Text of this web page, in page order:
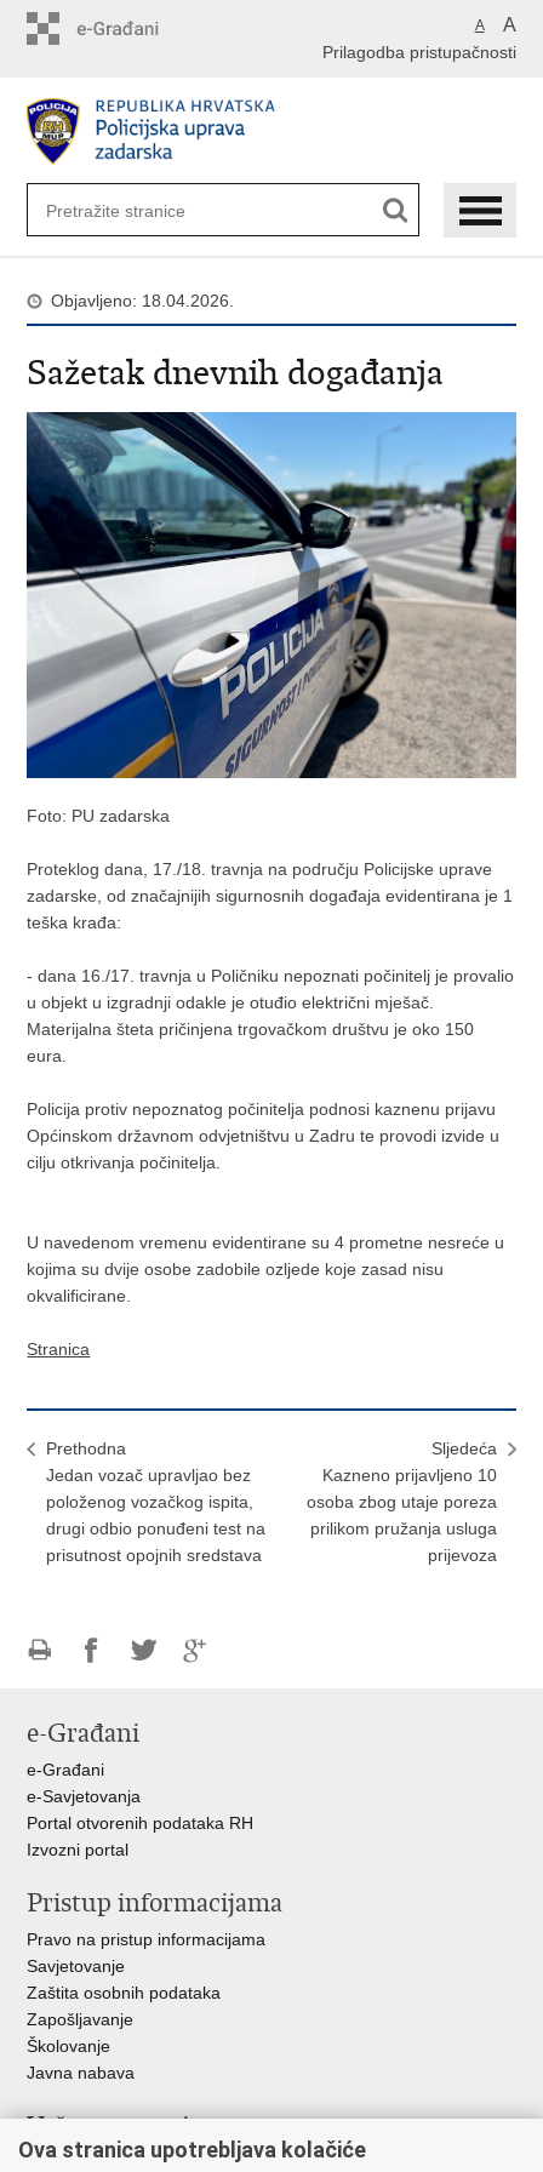
A A
Prilagodba pristupačnosti
Objavljeno: 18.04.2026.
Sažetak dnevnih događanja
Foto: PU zadarska
Proteklog dana, 17./18. travnja na području Policijske uprave
zadarske, od značajnijih sigurnosnih događaja evidentirana je 1
teška krađa:
- dana 16./17. travnja u Poličniku nepoznati počinitelj je provalio
u objekt u izgradnji odakle je otuđio električni mješač.
Materijalna šteta pričinjena trgovačkom društvu je oko 150
eura.
Policija protiv nepoznatog počinitelja podnosi kaznenu prijavu
Općinskom državnom odvjetništvu u Zadru te provodi izvide u
cilju otkrivanja počinitelja.
U navedenom vremenu evidentirane su 4 prometne nesreće u
kojima su dvije osobe zadobile ozljede koje zasad nisu
okvalificirane.
Stranica
Prethodna
Jedan vozač upravljao bez
položenog vozačkog ispita,
drugi odbio ponuđeni test na
prisutnost opojnih sredstava
Sljedeća
Kazneno prijavljeno 10
osoba zbog utaje poreza
prilikom pružanja usluga
prijevoza
FacebookuTwitteru
e-Građani
e-Građani
e-Savjetovanja
Portal otvorenih podataka RH
Izvozni portal
Pristup informacijama
Pravo na pristup informacijama
Savjetovanje
Zaštita osobnih podataka
Zapošljavanje
Školovanje
Javna nabava
Važne poveznice
Ministarstvo unutarnjih poslova
Ova stranica upotrebljava kolačiće